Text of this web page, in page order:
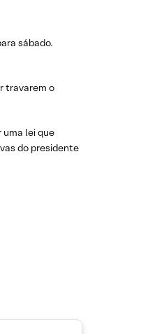
sábado.
travarem o
uma lei que
do presidente